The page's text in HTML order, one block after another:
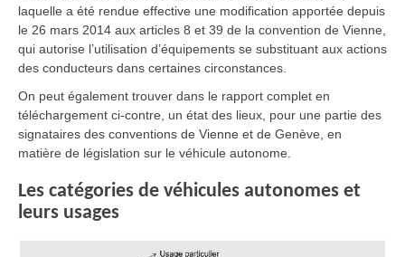
laquelle a été rendue effective une modification apportée depuis
le 26 mars 2014 aux articles 8 et 39 de la convention de Vienne,
qui autorise l’utilisation d’équipements se substituant aux actions
des conducteurs dans certaines circonstances.
On peut également trouver dans le rapport complet en
téléchargement ci-contre, un état des lieux, pour une partie des
signataires des conventions de Vienne et de Genève, en
matière de législation sur le véhicule autonome.
Les catégories de véhicules autonomes et
leurs usages